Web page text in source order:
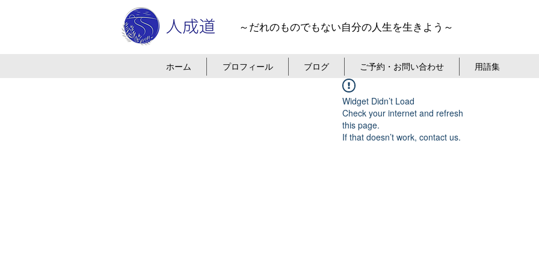
～だれのものでもない自分の人生を生きよう～
ホーム プロフィール ブログ ご予約・お問い合わせ 用語集
Widget Didn’t Load
Check your internet and refresh
this page.
If that doesn’t work, contact us.